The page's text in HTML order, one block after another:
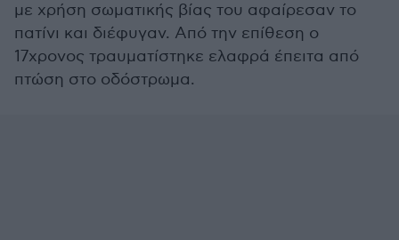
με χρήση σωματικής βίας του αφαίρεσαν το
πατίνι και διέφυγαν. Από την επίθεση ο
17χρονος τραυματίστηκε ελαφρά έπειτα από
πτώση στο οδόστρωμα.